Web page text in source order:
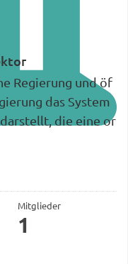
Regierung und öf
das System
die eine or
Mitglieder
1